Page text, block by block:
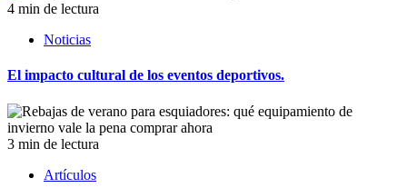
4 min de lectura
Noticias
El impacto cultural de los eventos deportivos.
3 min de lectura
Artículos